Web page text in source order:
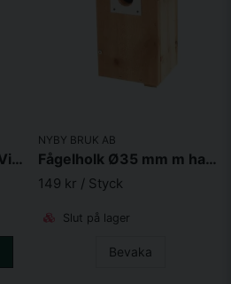
Fågelbord Stuga Liten Vit 20X20X13 cm
NYBY BRUK AB
Fågelholk Ø35 mm m hackskydd, sadeltak
149 kr / Styck
Slut på lager
Bevaka